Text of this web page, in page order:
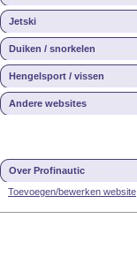
Jetski
Duiken / snorkelen
Hengelsport / vissen
Andere websites
Over Profinautic
Toevoegen/bewerken website